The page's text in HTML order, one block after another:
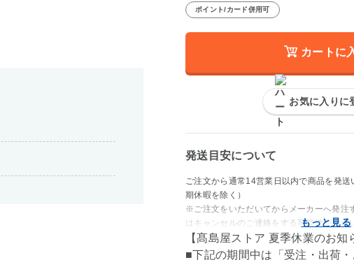
ポイント/カード併用可
カートに
お気に入りに
発送目安について
ご注文から通常14営業日以内で商品を発
期休暇を除く）
※ご注文をいただいてからメーカーへ発注
はキャンセルのご連絡をする可能性がござ
【髙島屋ストア 夏季休業のお知
■下記の期間中は「受注・出荷